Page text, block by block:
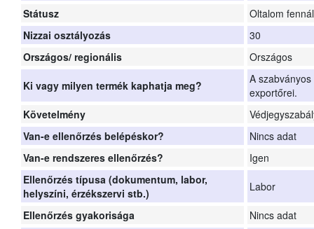
Státusz
Oltalom
Nizzai osztályozás
30
Országos/ regionális
Országos
Ki vagy milyen termék kaphatja meg?
A
exportőrei.
Követelmény
Van-e ellenőrzés belépéskor?
Nincs adat
Van-e rendszeres ellenőrzés?
Igen
Ellenőrzés típusa (dokumentum, labor,
helyszíni, érzékszervi stb.)
Labor
Ellenőrzés gyakorisága Nincs adat